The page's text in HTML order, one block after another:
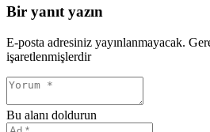
Bir yanıt yazın
E-posta adresiniz yayınlanmayacak.
işaretlenmişlerdir
Bu alanı doldurun